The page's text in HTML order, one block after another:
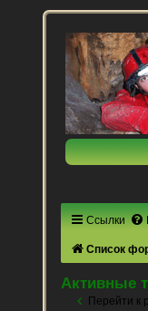
Ссылки
Список
Активные
Перейти к